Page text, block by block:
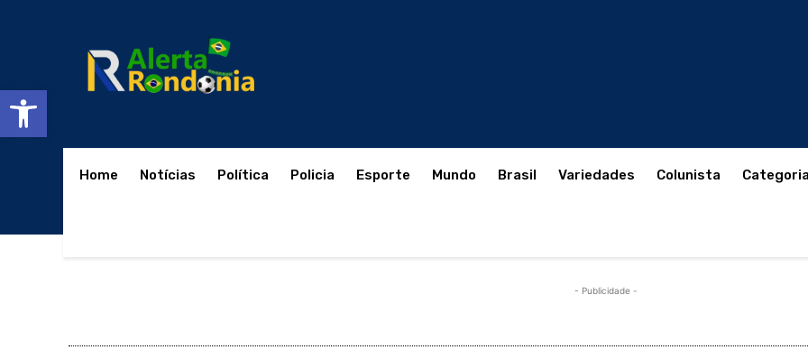
Abrir a barra de ferramentas
Home Notícias Política Policia Esporte Mundo Brasil Variedades Colunista
- Publicidade -